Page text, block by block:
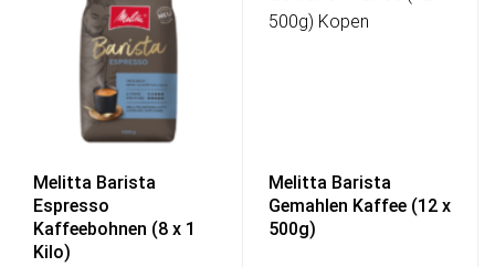
Melitta Barista
Espresso
Kaffeebohnen (8 x 1
Kilo)
Melitta Barista
Gemahlen Kaffee (12 x
500g)